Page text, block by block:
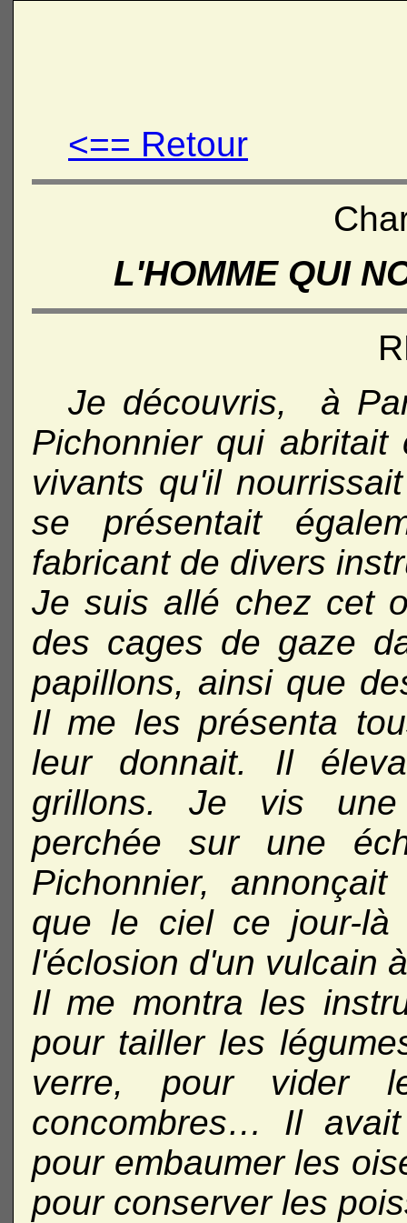
<== Retour
L'HOMME QUI
Je découvris, à
Pichonnier qui
vivants qu'il
se présentait
fabricant de divers
Je suis allé chez cet
des cages de gaze
papillons, ainsi que
Il me les présenta
leur donnait. Il
grillons. Je vis une
perchée sur une
Pichonnier,
que le ciel ce jour-là
l'éclosion d'un vulcain
Il me montra les
pour tailler les
verre, pour vider
concombres… Il
pour embaumer les
pour conserver les